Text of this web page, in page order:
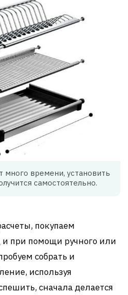
много времени, установить
самостоятельно.
покупаем
при помощи ручного или
собрать и
используя
сначала делается